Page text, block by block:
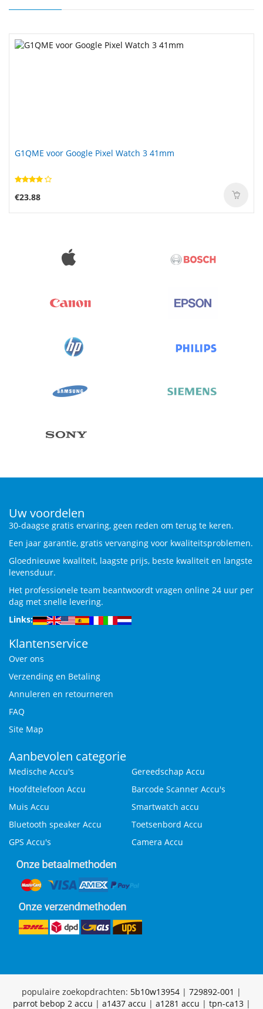
G1QME voor Google Pixel Watch 3 41mm
€23.88
Uw voordelen
30-daagse gratis ervaring, geen reden om terug te keren.
Een jaar garantie, gratis vervanging voor kwaliteitsproblemen.
Gloednieuwe kwaliteit, laagste prijs, beste kwaliteit en langste
levensduur.
Het professionele team beantwoordt vragen online 24 uur per
dag met snelle levering.
Links:
Klantenservice
Over ons
Verzending en Betaling
Annuleren en retourneren
FAQ
Site Map
Aanbevolen categorie
Medische Accu's
Gereedschap Accu
Hoofdtelefoon Accu
Barcode Scanner Accu's
Muis Accu
Smartwatch accu
Bluetooth speaker Accu
Toetsenbord Accu
GPS Accu's
Camera Accu
populaire zoekopdrachten: 5b10w13954 | 729892-001 |
parrot bebop 2 accu | a1437 accu | a1281 accu | tpn-ca13|